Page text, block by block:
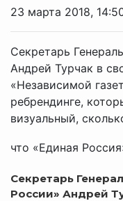
23 марта 2018,
Секретарь
Андрей Турчак в
«Независимой
ребрендинге,
визуальный,
что «Единая
Секретарь
России» Андрей